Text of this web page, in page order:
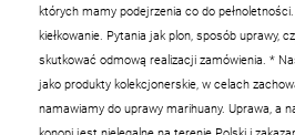
których mamy podejrzenia co do
kiełkowanie. Pytania jak plon, sposób uprawy,
skutkować odmową realizacji zamówienia. *
jako produkty kolekcjonerskie, w celach
namawiamy do uprawy marihuany. Uprawa, a